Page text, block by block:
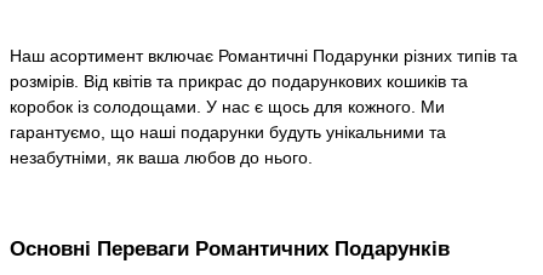
Наш асортимент включає Романтичні Подарунки різних типів та
розмірів. Від квітів та прикрас до подарункових кошиків та
коробок із солодощами. У нас є щось для кожного. Ми
гарантуємо, що наші подарунки будуть унікальними та
незабутніми, як ваша любов до нього.
Основні Переваги Романтичних Подарунків